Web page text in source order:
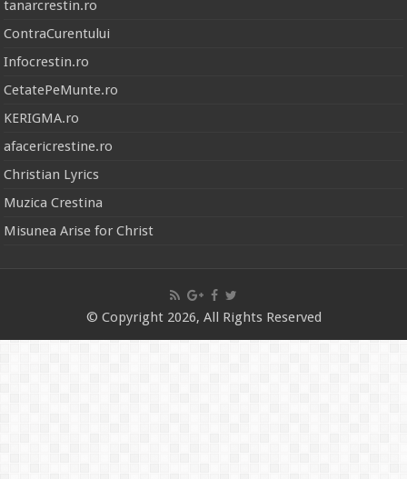
tanarcrestin.ro
ContraCurentului
Infocrestin.ro
CetatePeMunte.ro
KERIGMA.ro
afacericrestine.ro
Christian Lyrics
Muzica Crestina
Misunea Arise for Christ
© Copyright 2026, All Rights Reserved